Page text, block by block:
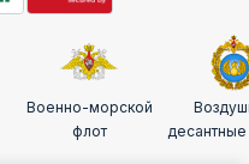
Военно-морской
флот
десантные